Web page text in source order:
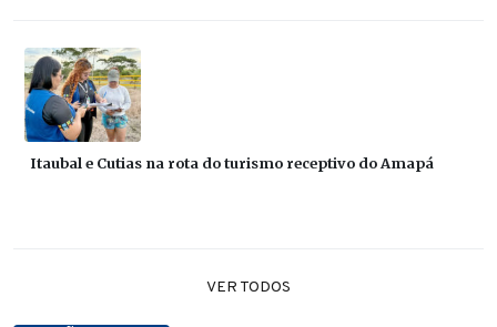
Itaubal e Cutias na rota do turismo receptivo do Amapá
VER TODOS